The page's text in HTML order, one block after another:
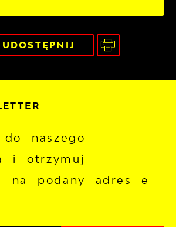
UDOSTĘPNIJ
naszego
i otrzymuj
na podany adres e-